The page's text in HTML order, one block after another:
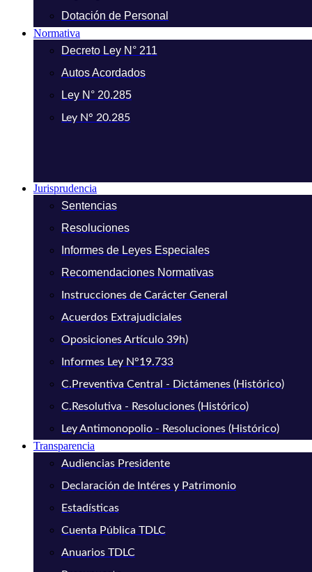
Dotación de Personal
Normativa
Decreto Ley N° 211
Autos Acordados
Ley N° 20.285
Ley N° 20.285
Jurisprudencia
Sentencias
Resoluciones
Informes de Leyes Especiales
Recomendaciones Normativas
Instrucciones de Carácter General
Acuerdos Extrajudiciales
Oposiciones Artículo 39h)
Informes Ley N°19.733
C.Preventiva Central - Dictámenes (Histórico)
C.Resolutiva - Resoluciones (Histórico)
Ley Antimonopolio - Resoluciones (Histórico)
Transparencia
Audiencias Presidente
Declaración de Intéres y Patrimonio
Estadísticas
Cuenta Pública TDLC
Anuarios TDLC